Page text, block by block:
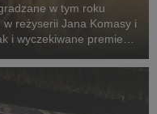
w tym roku
w reżyserii Jana Komasy i
i wyczekiwane premiery: